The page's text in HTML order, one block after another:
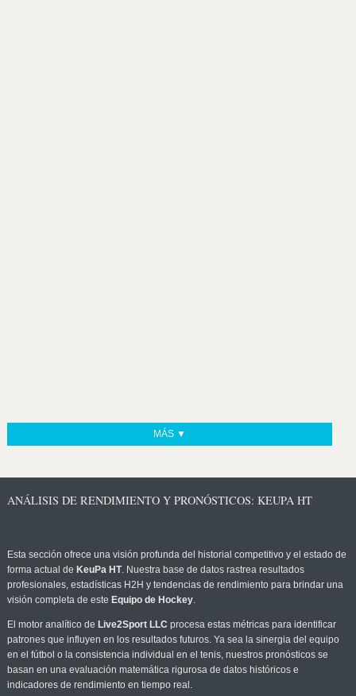
MÁS ▼
ANÁLISIS DE RENDIMIENTO Y PRONÓSTICOS: KEUPA HT
Esta sección ofrece una visión profunda del historial competitivo y el estado de
forma actual de KeuPa HT. Nuestra base de datos rastrea resultados
profesionales, estadísticas H2H y tendencias de rendimiento para brindar una
visión completa de este Equipo de Hockey.
El motor analítico de Live2Sport LLC procesa estas métricas para identificar
patrones que influyen en los resultados futuros. Ya sea la sinergia del equipo
en el fútbol o la consistencia individual en el tenis, nuestros pronósticos se
basan en una evaluación matemática rigurosa de datos históricos e
indicadores de rendimiento en tiempo real.